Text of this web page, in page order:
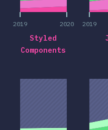
2019 2020
Styled
Components
2019